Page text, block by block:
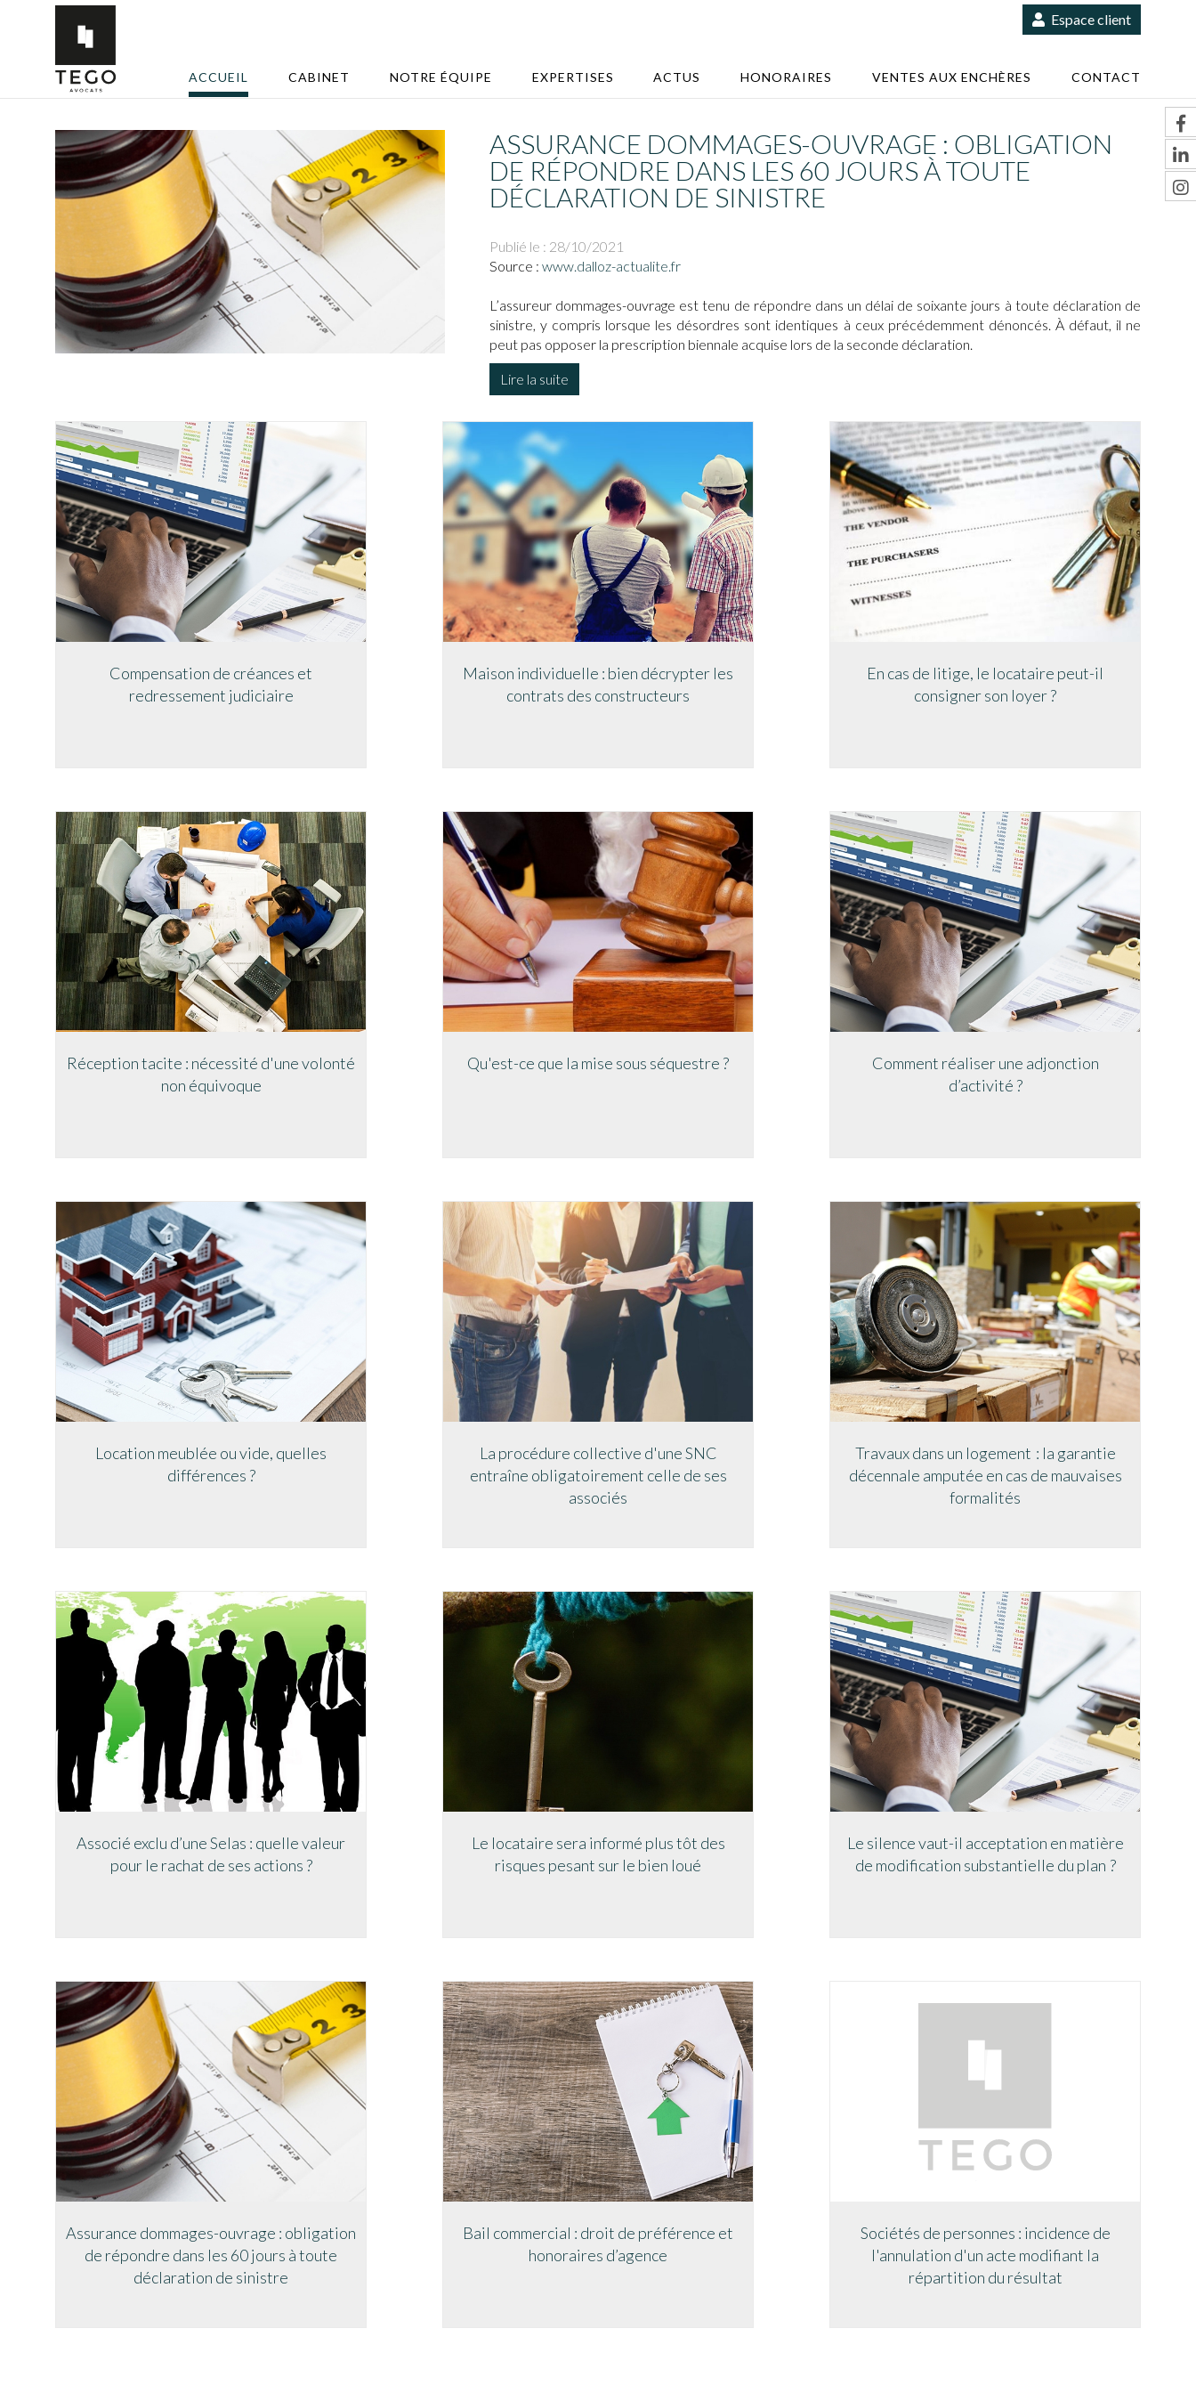
ACCUEIL CABINET NOTRE ÉQUIPE EXPERTISES ACTUS HONORAIRES VENTES AUX ENCHÈRES CONTACT
Espace client
ASSURANCE DOMMAGES-OUVRAGE : OBLIGATION
DE RÉPONDRE DANS LES 60 JOURS À TOUTE
DÉCLARATION DE SINISTRE
Publié le : 28/10/2021
Source : www.dalloz-actualite.fr
L’assureur dommages-ouvrage est tenu de répondre dans un délai de soixante jours à toute déclaration de
sinistre, y compris lorsque les désordres sont identiques à ceux précédemment dénoncés. À défaut, il ne
peut pas opposer la prescription biennale acquise lors de la seconde déclaration.
Lire la suite
Compensation de créances et
redressement judiciaire
Maison individuelle : bien décrypter les
contrats des constructeurs
En cas de litige, le locataire peut-il
consigner son loyer ?
Réception tacite : nécessité d'une volonté
non équivoque
Qu'est-ce que la mise sous séquestre ?
Comment réaliser une adjonction
d’activité ?
Location meublée ou vide, quelles
différences ?
La procédure collective d'une SNC
entraîne obligatoirement celle de ses
associés
Travaux dans un logement : la garantie
décennale amputée en cas de mauvaises
formalités
Associé exclu d’une Selas : quelle valeur
pour le rachat de ses actions ?
Le locataire sera informé plus tôt des
risques pesant sur le bien loué
Le silence vaut-il acceptation en matière
de modification substantielle du plan ?
Assurance dommages-ouvrage : obligation
de répondre dans les 60 jours à toute
déclaration de sinistre
Bail commercial : droit de préférence et
honoraires d’agence
Sociétés de personnes : incidence de
l'annulation d'un acte modifiant la
répartition du résultat